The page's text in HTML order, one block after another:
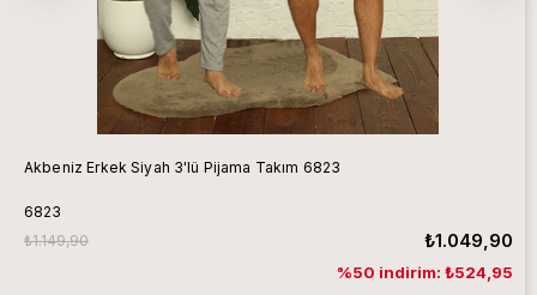
Akbeniz Erkek Siyah 3'lü Pijama Takım 6823
6823
₺1.049,90
₺1.149,90
%50 indirim: ₺524,95